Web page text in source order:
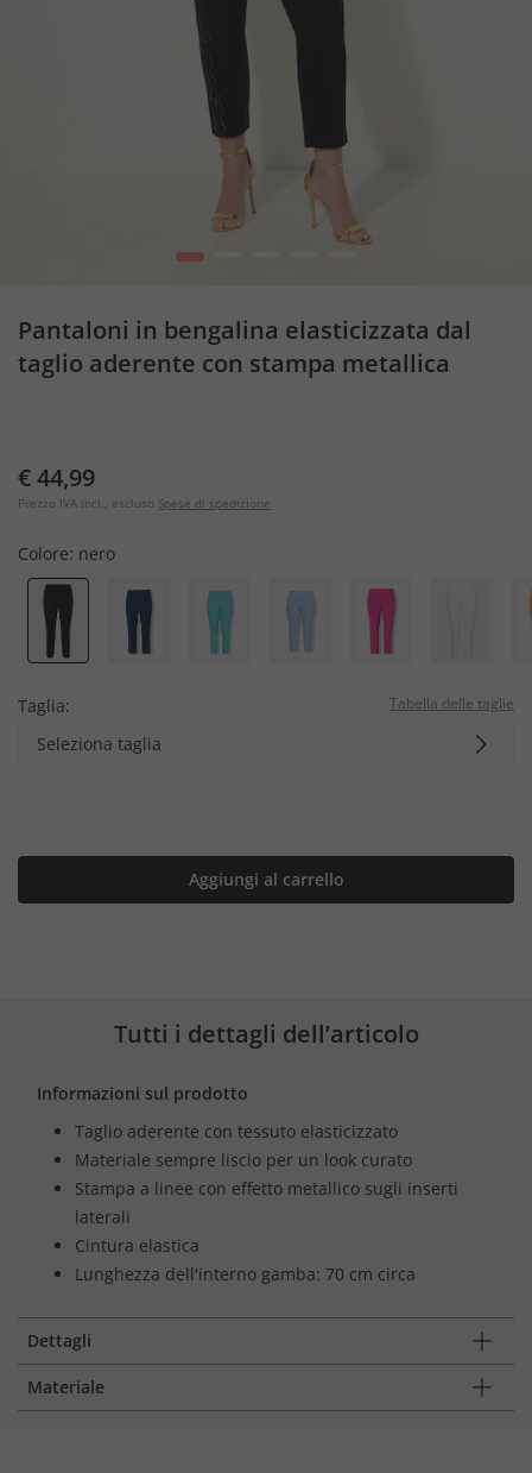
1
Pantaloni in bengalina elasticizzata dal
taglio aderente con stampa metallica
€ 44,99
Prezzo IVA incl., escluso Spese di spedizione
Colore: nero
Taglia: Tabella delle taglie
Seleziona taglia
Aggiungi al carrello
Tutti i dettagli dell’articolo
Informazioni sul prodotto
Taglio aderente con tessuto elasticizzato
Materiale sempre liscio per un look curato
Stampa a linee con effetto metallico sugli inserti
laterali
Cintura elastica
Lunghezza dell'interno gamba: 70 cm circa
Dettagli
Materiale